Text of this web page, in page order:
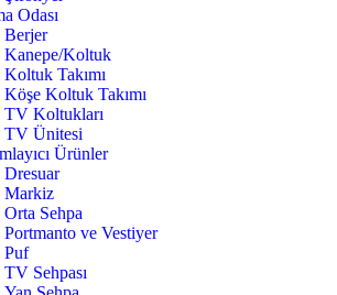
Odası
Berjer
Kanepe/Koltuk
Koltuk Takımı
Köşe Koltuk Takımı
TV Koltukları
TV Ünitesi
Ürünler
Dresuar
Markiz
Orta Sehpa
Portmanto ve Vestiyer
Puf
TV Sehpası